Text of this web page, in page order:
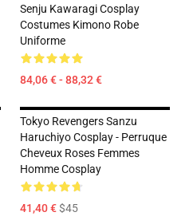
Senju Kawaragi Cosplay
Costumes Kimono Robe
Uniforme
84,06 € - 88,32 €
Tokyo Revengers Sanzu
Haruchiyo Cosplay - Perruque
Cheveux Roses Femmes
Homme Cosplay
41,40 €$45